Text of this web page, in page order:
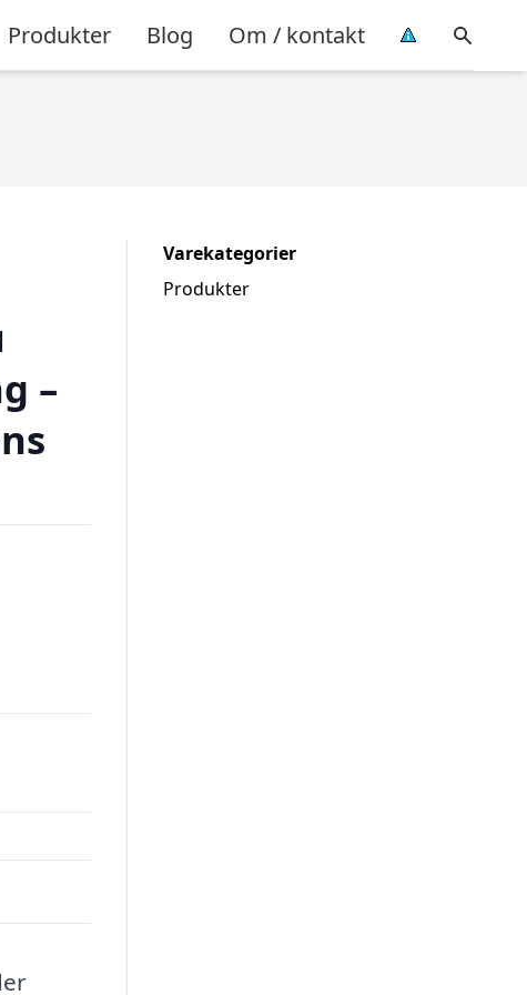
Produkter Blog Om / kontakt
–
Varekategorier
Produkter